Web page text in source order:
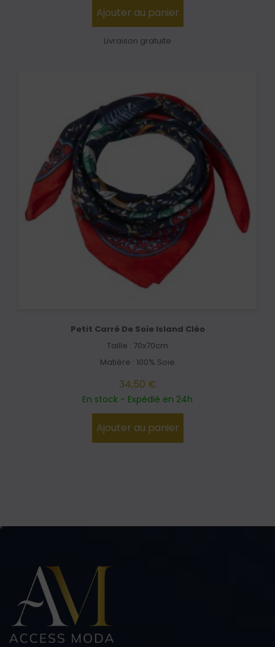
Ajouter au panier
Livraison gratuite
Petit Carré De Soie Island Cléo
Taille : 70x70cm
Matière : 100% Soie
34,50 €
En stock - Expédié en 24h
Ajouter au panier